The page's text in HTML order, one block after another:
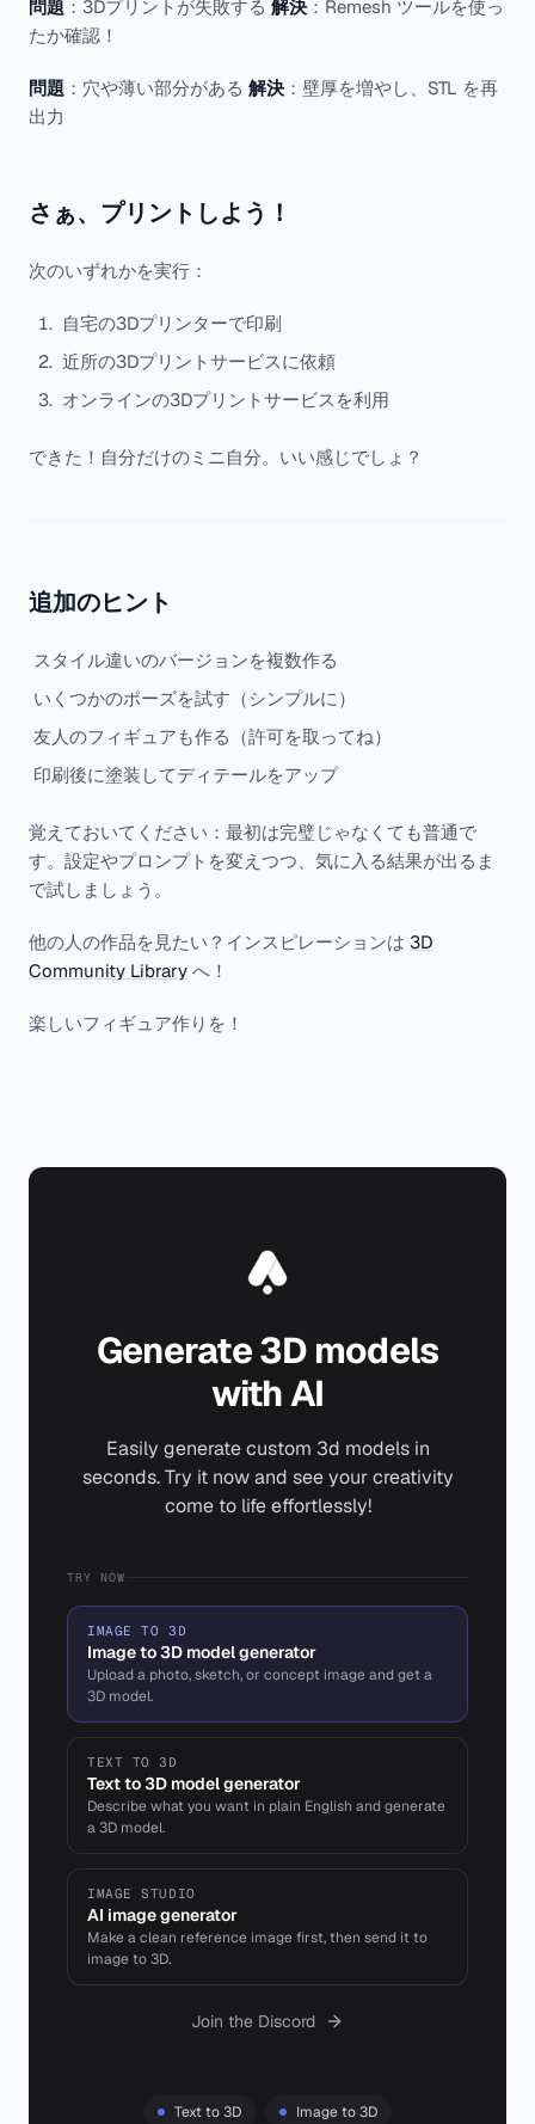
問題 ：3Dプリントが失敗する 解決 ：Remesh ツールを使っ
たか確認！
問題 ：穴や薄い部分がある 解決 ：壁厚を増やし、STL を再
出力
さぁ、プリントしよう！
次のいずれかを実行：
自宅の3Dプリンターで印刷
近所の3Dプリントサービスに依頼
オンラインの3Dプリントサービスを利用
できた！自分だけのミニ自分。いい感じでしょ？
追加のヒント
スタイル違いのバージョンを複数作る
いくつかのポーズを試す（シンプルに）
友人のフィギュアも作る（許可を取ってね）
印刷後に塗装してディテールをアップ
覚えておいてください：最初は完璧じゃなくても普通で
す。設定やプロンプトを変えつつ、気に入る結果が出るま
で試しましょう。
他の人の作品を見たい？インスピレーションは 3D
Community Library へ！
楽しいフィギュア作りを！
Generate 3D models
with AI
Easily generate custom 3d models in
seconds. Try it now and see your creativity
come to life effortlessly!
TRY NOW
IMAGE TO 3D
Image to 3D model generator
Upload a photo, sketch, or concept image and get a
3D model.
TEXT TO 3D
Text to 3D model generator
Describe what you want in plain English and generate
a 3D model.
IMAGE STUDIO
AI image generator
Make a clean reference image first, then send it to
image to 3D.
Join the Discord
Text to 3D Image to 3D